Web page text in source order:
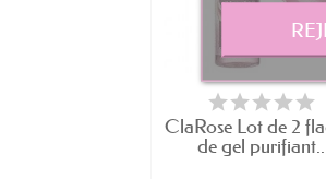
ClaRose Lot de 2
de gel